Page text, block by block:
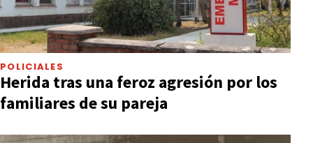
POLICIALES
Herida tras una feroz agresión por los
familiares de su pareja